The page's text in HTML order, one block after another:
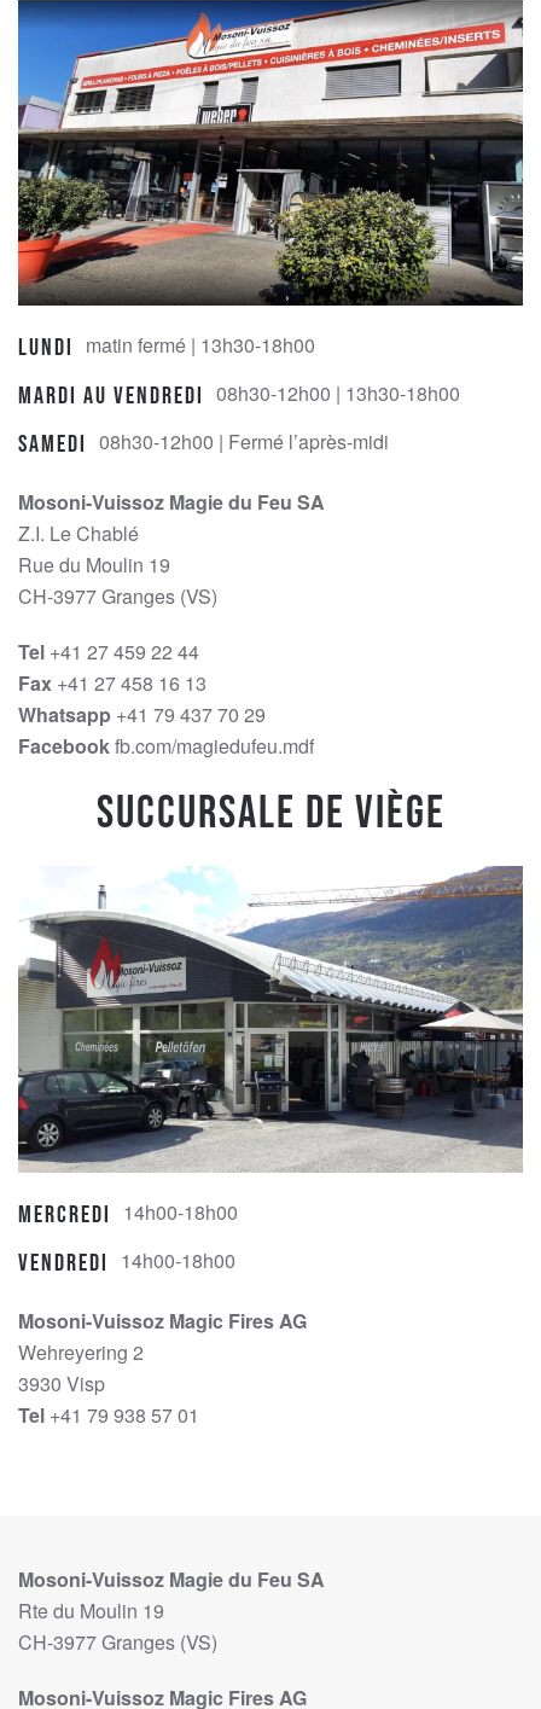
Lundi matin fermé | 13h30-18h00
Mardi au Vendredi 08h30-12h00 | 13h30-18h00
Samedi 08h30-12h00 | Fermé l’après-midi
Mosoni-Vuissoz Magie du Feu SA
Z.I. Le Chablé
Rue du Moulin 19
CH-3977 Granges (VS)
Tel +41 27 459 22 44
Fax +41 27 458 16 13
Whatsapp +41 79 437 70 29
Facebookfb.com/magiedufeu.mdf
Succursale de Viège
Mercredi 14h00-18h00
Vendredi 14h00-18h00
Mosoni-Vuissoz Magic Fires AG
Wehreyering 2
3930 Visp
Tel +41 79 938 57 01
Mosoni-Vuissoz Magie du Feu SA
Rte du Moulin 19
CH-3977 Granges (VS)
Mosoni-Vuissoz Magic Fires AG